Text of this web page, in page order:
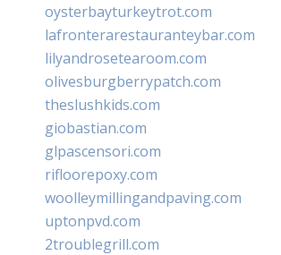
oysterbayturkeytrot.com
lafronterarestauranteybar.com
lilyandrosetearoom.com
olivesburgberrypatch.com
theslushkids.com
giobastian.com
glpascensori.com
rifloorepoxy.com
woolleymillingandpaving.com
uptonpvd.com
2troublegrill.com